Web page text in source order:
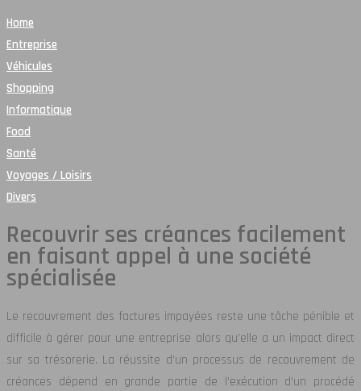
Home
Entreprise
Véhicules
Shopping
Informatique
Food
Santé
Voyages / Loisirs
Divers
Recouvrir ses créances facilement
en faisant appel à une société
spécialisée
Le recouvrement des factures impayées reste une tâche pénible et
difficile à gérer pour une entreprise alors qu’elle a un impact direct
sur sa trésorerie. La réussite d’un processus de recouvrement de
créances dépend en grande partie de l’exécution d’un procédé